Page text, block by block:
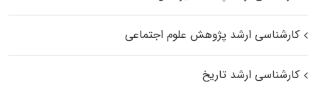
کارشناسی ارشد پژوهش علوم اجتماعی
کارشناسی ارشد تاریخ